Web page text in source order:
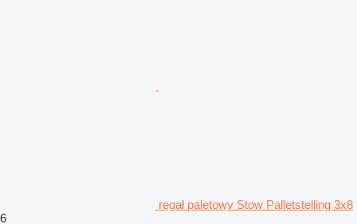
regał paletowy Stow Palletstelling 3x8
6